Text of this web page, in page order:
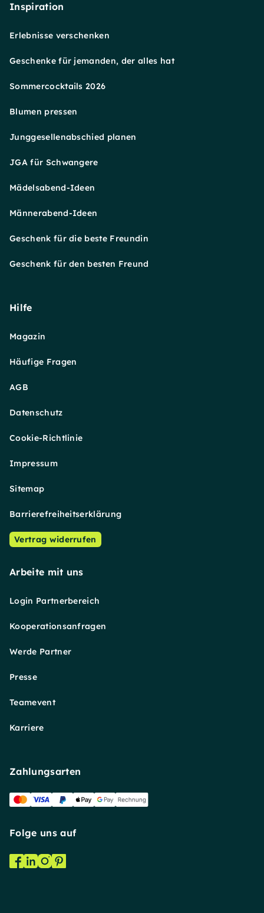
Inspiration
Erlebnisse verschenken
Geschenke für jemanden, der alles hat
Sommercocktails 2026
Blumen pressen
Junggesellenabschied planen
JGA für Schwangere
Mädelsabend-Ideen
Männerabend-Ideen
Geschenk für die beste Freundin
Geschenk für den besten Freund
Hilfe
Magazin
Häufige Fragen
AGB
Datenschutz
Cookie-Richtlinie
Impressum
Sitemap
Barrierefreiheitserklärung
Vertrag widerrufen
Arbeite mit uns
Login Partnerbereich
Kooperationsanfragen
Werde Partner
Presse
Teamevent
Karriere
Zahlungsarten
Folge uns auf